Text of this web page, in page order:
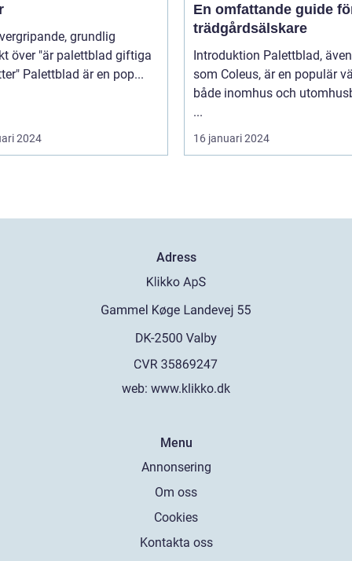
över "är palettblad giftiga
för katter" Palettblad är en pop...
2024
En omfattande guide
trädgårdsälskare
Introduktion Palettblad,
som Coleus, är en populär
både inomhus och
...
16 januari 2024
Adress
web: www.klikko.dk
Menu
Annonsering
Om oss
Cookies
Kontakta oss